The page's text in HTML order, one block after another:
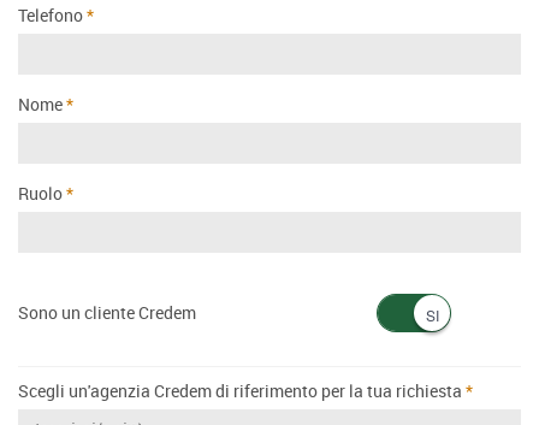
Telefono
Nome
Ruolo
Sono un cliente Credem
Scegli un'agenzia Credem di riferimento per la tua richiesta